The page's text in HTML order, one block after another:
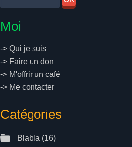
Moi
->Qui je suis
-> Faire un don
-> M'offrir un café
-> Me contacter
Catégories
Blabla (16)